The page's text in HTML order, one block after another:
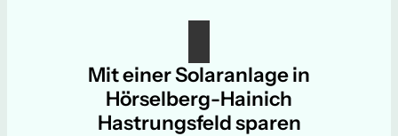
Mit einer Solaranlage in
Hörselberg-Hainich
Hastrungsfeld sparen